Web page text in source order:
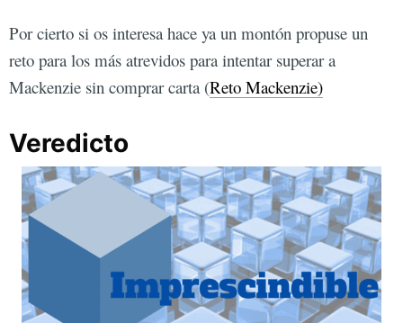
Por cierto si os interesa hace ya un montón propuse un
reto para los más atrevidos para intentar superar a
Mackenzie sin comprar carta (Reto Mackenzie)
Veredicto